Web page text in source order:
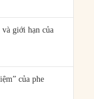
giới hạn của
của phe